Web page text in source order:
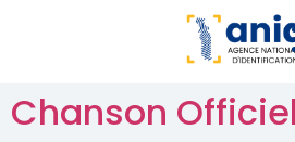
Chanson